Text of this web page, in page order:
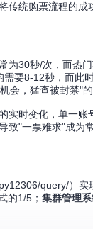
统购票流程的成
为30秒/次，而热
需要8-12秒，而此
会，猛查被封禁"的
实时变化，单一账
"一票难求"成为常
query/）实
的1/5； 集群管理